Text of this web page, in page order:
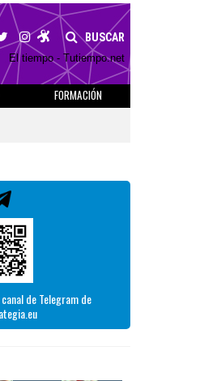
BUSCAR
El tiempo - Tutiempo.net
FORMACIÓN
de Telegram de